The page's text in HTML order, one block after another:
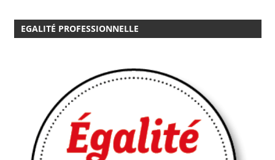
EGALITÉ PROFESSIONNELLE